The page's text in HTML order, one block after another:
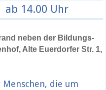
ab 14.00 Uhr
neben der Bildungs-
Alte Euerdorfer Str. 1,
die um